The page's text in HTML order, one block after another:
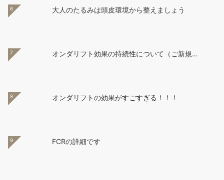
6 大人のたるみは頭皮環境から整えましょう
7 オンダリフト効果の持続性について（ご新規…
8 オンダリフトの効果がすごすぎる！！！
9 FCRの詳細です